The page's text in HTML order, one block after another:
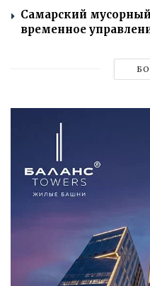
Самарский
временное